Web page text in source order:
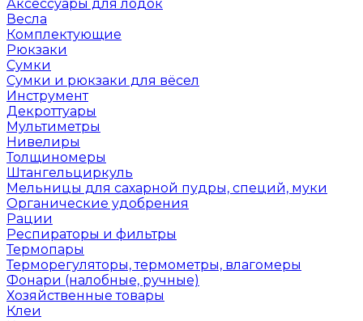
Аксессуары для лодок
Весла
Комплектующие
Рюкзаки
Сумки
Сумки и рюкзаки для вёсел
Инструмент
Декроттуары
Мультиметры
Нивелиры
Толщиномеры
Штангельциркуль
Мельницы для сахарной пудры, специй, муки
Органические удобрения
Рации
Респираторы и фильтры
Термопары
Терморегуляторы, термометры, влагомеры
Фонари (налобные, ручные)
Хозяйственные товары
Клеи